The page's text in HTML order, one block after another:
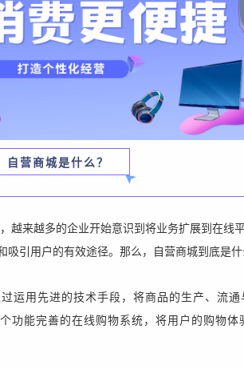
自营商城是什么？
越来越多的企业开始意识到将业务扩展到在线
引用户的有效途径。那么，自营商城到底是什
运用先进的技术手段，将商品的生产、流
功能完善的在线购物系统，将用户的购物体